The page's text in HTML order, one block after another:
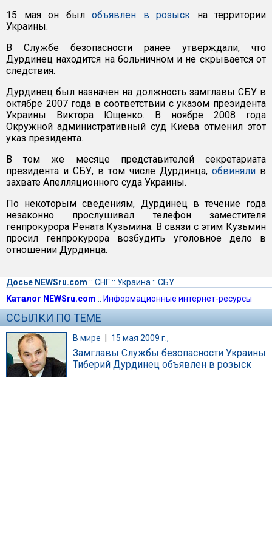
15 мая он был объявлен в розыск на территории
Украины.
В Службе безопасности ранее утверждали, что
Дурдинец находится на больничном и не скрывается от
следствия.
Дурдинец был назначен на должность замглавы СБУ в
октябре 2007 года в соответствии с указом президента
Украины Виктора Ющенко. В ноябре 2008 года
Окружной административный суд Киева отменил этот
указ президента.
В том же месяце представителей секретариата
президента и СБУ, в том числе Дурдинца, обвиняли в
захвате Апелляционного суда Украины.
По некоторым сведениям, Дурдинец в течение года
незаконно прослушивал телефон заместителя
генпрокурора Рената Кузьмина. В связи с этим Кузьмин
просил генпрокурора возбудить уголовное дело в
отношении Дурдинца.
Досье NEWSru.com :: СНГ:: Украина :: СБУ
Каталог NEWSru.com :: Информационные интернет-ресурсы
ССЫЛКИ ПО ТЕМЕ
В мире | 15 мая 2009 г.,
Замглавы Службы безопасности Украины
Тиберий Дурдинец объявлен в розыск